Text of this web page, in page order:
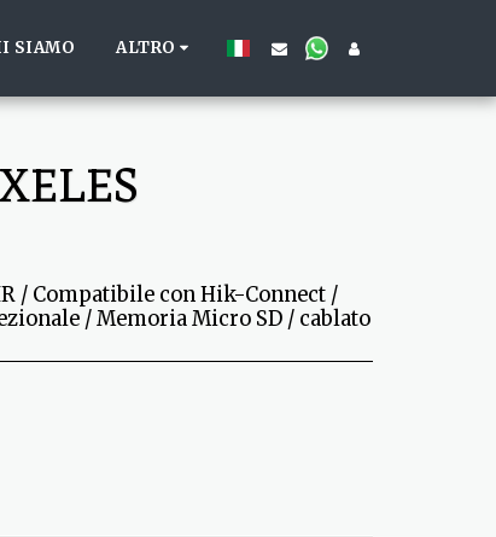
SIAMO ALTRO
/ Compatibile con Hik-Connect /
/ Memoria Micro SD / cablato